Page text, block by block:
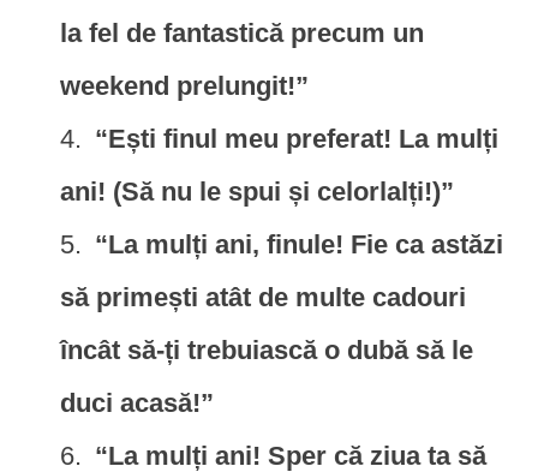
la fel de fantastică precum un
weekend prelungit!”
“Ești finul meu preferat! La mulți
ani! (Să nu le spui și celorlalți!)”
“La mulți ani, finule! Fie ca astăzi
să primești atât de multe cadouri
încât să-ți trebuiască o dubă să le
duci acasă!”
“La mulți ani! Sper că ziua ta să